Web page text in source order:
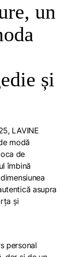
un
și
LAVINE
modă
de
îmbină
asupra
și
personal